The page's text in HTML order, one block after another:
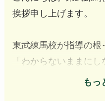
挨拶申し上げます。
東武練馬校が指導の根
「わからないままに
もっ